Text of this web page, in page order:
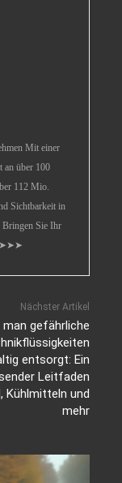
Mit einer
an über 100
112 Mio.
Sichtbarkeit in
Bringen Sie Ihr
➤➤➤
Nächster Artikel
man gefährliche
entsorgt: Ein
Leitfaden
Kühlmitteln und
mehr